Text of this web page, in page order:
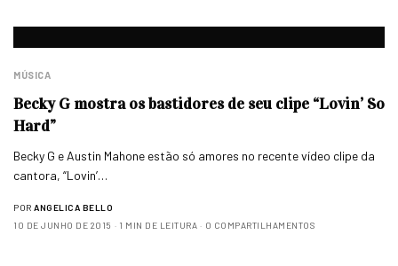
MÚSICA
Becky G mostra os bastidores de seu clipe “Lovin’ So
Hard”
Becky G e Austin Mahone estão só amores no recente vídeo clipe da
cantora, “Lovin’…
POR ANGELICA BELLO
10 DE JUNHO DE 2015
1 MIN DE LEITURA 0 COMPARTILHAMENTOS